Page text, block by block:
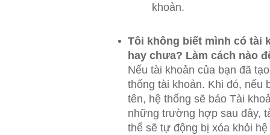
khoản.
Tôi không biết mình có tài
hay chưa? Làm cách nào
Nếu tài khoản của bạn đã
thống tài khoản. Khi đó, nếu
tên, hệ thống sẽ báo Tài
những trường hợp sau đây,
thể sẽ tự động bị xóa khỏi